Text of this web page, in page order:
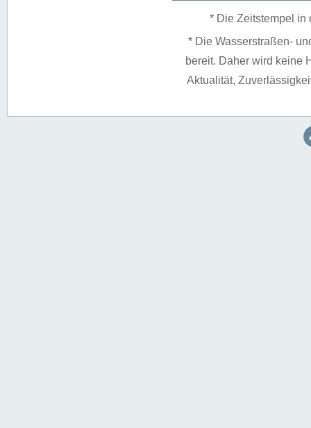
* Die Zeitstempel in
* Die Wasserstraßen-
bereit. Daher wird keine
Aktualität,